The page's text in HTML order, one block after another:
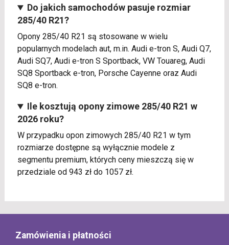
Do jakich samochodów pasuje rozmiar
285/40 R21?
Opony 285/40 R21 są stosowane w wielu
popularnych modelach aut, m.in. Audi e-tron S, Audi Q7,
Audi SQ7, Audi e-tron S Sportback, VW Touareg, Audi
SQ8 Sportback e-tron, Porsche Cayenne oraz Audi
SQ8 e-tron.
Ile kosztują opony zimowe 285/40 R21 w
2026 roku?
W przypadku opon zimowych 285/40 R21 w tym
rozmiarze dostępne są wyłącznie modele z
segmentu premium, których ceny mieszczą się w
przedziale od 943 zł do 1057 zł.
Zamówienia i płatności